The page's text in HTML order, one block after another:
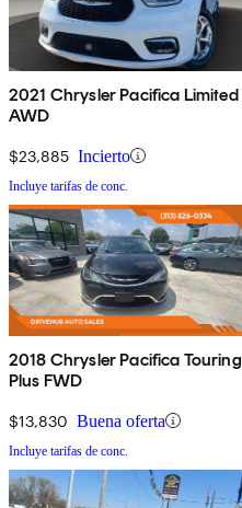
2021 Chrysler Pacifica Limited
AWD
$23,885 Incierto
Incluye tarifas de conc.
2018 Chrysler Pacifica Touring
Plus FWD
$13,830 Buena oferta
Incluye tarifas de conc.